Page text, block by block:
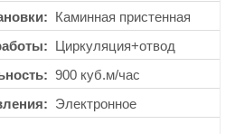
Каминная пристенная
Циркуляция+отвод
900 куб.м/час
Электронное